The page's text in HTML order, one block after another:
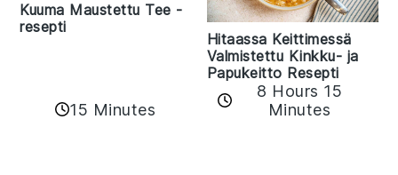
Kuuma Maustettu Tee -
resepti
15 Minutes
Hitaassa Keittimessä
Valmistettu Kinkku- ja
Papukeitto Resepti
8 Hours 15
Minutes